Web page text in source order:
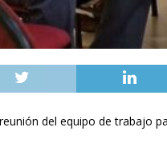
del equipo de trabajo